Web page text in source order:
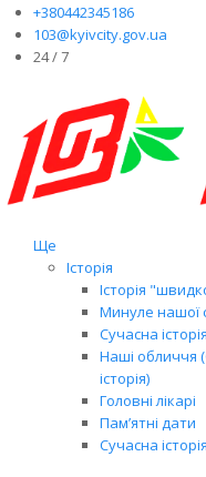
+380442345186
103@kyivcity.gov.ua
24 / 7
Ще
Історія
Історія
Минуле нашої
Сучасна
Наші обличчя
історія)
Головні лікарі
Пам’ятні дати
Сучасна історія